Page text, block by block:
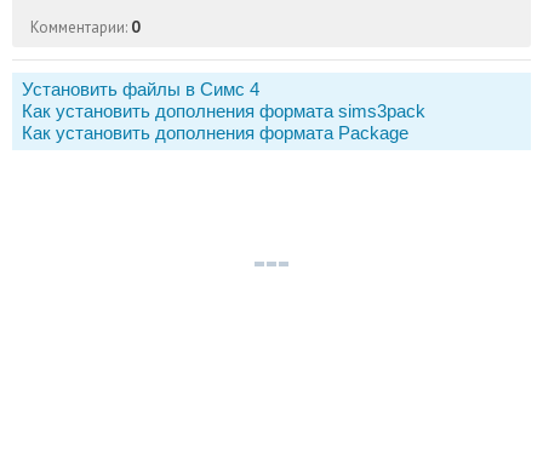
Комментарии: 0
Установить файлы в Симс 4
Как установить дополнения формата sims3pack
Как установить дополнения формата Package